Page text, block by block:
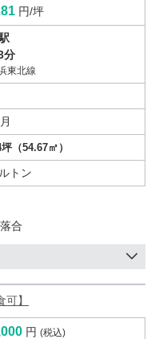
円/坪
分
東北線
（54.67㎡）
トン
合
】
円 (税込)